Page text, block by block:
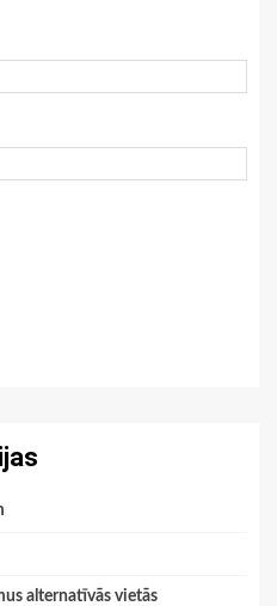
alternatīvās vietās